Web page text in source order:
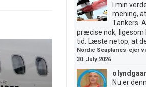
I min
mening,
Tankers.
præcise nok, ligesom
tid. Læste netop, at
Nordic Seaplanes-ejer
30. July 2026
Nu er